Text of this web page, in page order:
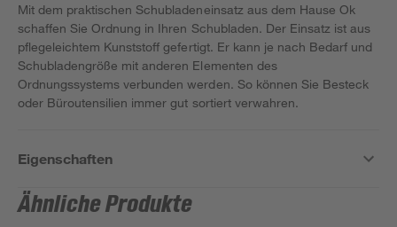
Mit dem praktischen Schubladeneinsatz aus dem Hause Ok
schaffen Sie Ordnung in Ihren Schubladen. Der Einsatz ist aus
pflegeleichtem Kunststoff gefertigt. Er kann je nach Bedarf und
Schubladengröße mit anderen Elementen des
Ordnungssystems verbunden werden. So können Sie Besteck
oder Büroutensilien immer gut sortiert verwahren.
Eigenschaften
Ähnliche Produkte